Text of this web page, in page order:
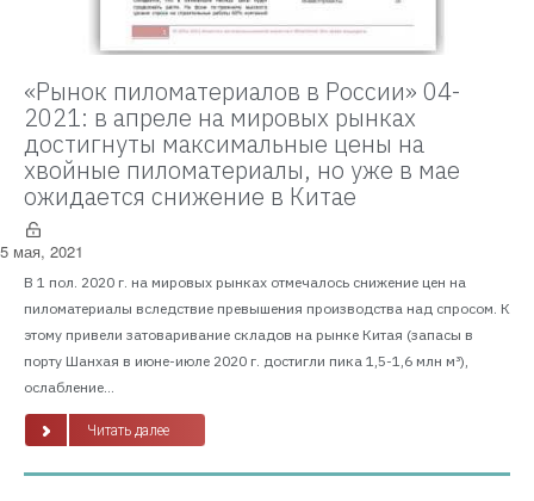
«Рынок пиломатериалов в России» 04-
2021: в апреле на мировых рынках
достигнуты максимальные цены на
хвойные пиломатериалы, но уже в мае
ожидается снижение в Китае
5 мая, 2021
В 1 пол. 2020 г. на мировых рынках отмечалось снижение цен на
пиломатериалы вследствие превышения производства над спросом. К
этому привели затоваривание складов на рынке Китая (запасы в
порту Шанхая в июне-июле 2020 г. достигли пика 1,5-1,6 млн м³),
ослабление...
Читать далее